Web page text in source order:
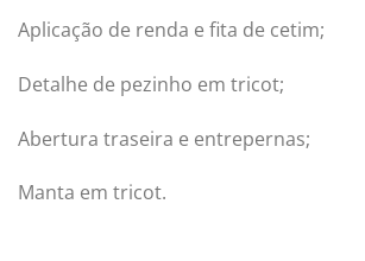
Aplicação de renda e fita de cetim;
Detalhe de pezinho em tricot;
Abertura traseira e entrepernas;
Manta em tricot.